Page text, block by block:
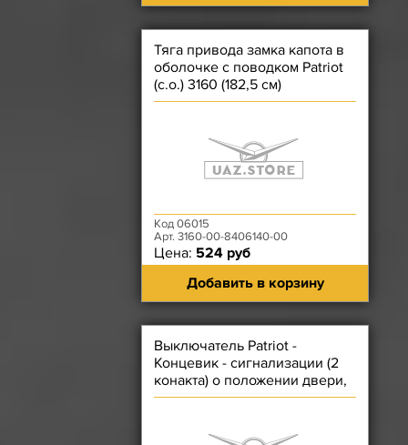
Тяга привода замка капота в
оболочке с поводком Patriot
(с.о.) 3160 (182,5 см)
Код 06015
Арт. 3160-00-8406140-00
Цена: 524 руб
Добавить в корзину
Выключатель Patriot -
Концевик - сигнализации (2
конакта) о положении двери,
багажника, капота